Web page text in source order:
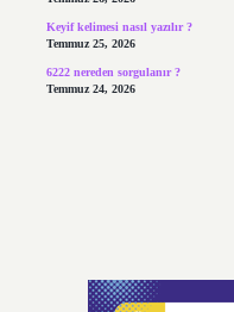
Keyif kelimesi nasıl yazılır ?
Temmuz 25, 2026
6222 nereden sorgulanır ?
Temmuz 24, 2026